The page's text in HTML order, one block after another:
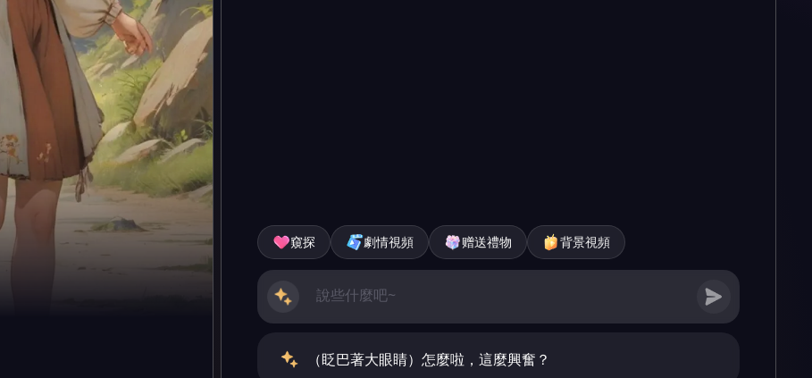
窺探 劇情視頻 赠送禮物 背景視頻
（眨巴著大眼睛）怎麼啦，這麼興奮？